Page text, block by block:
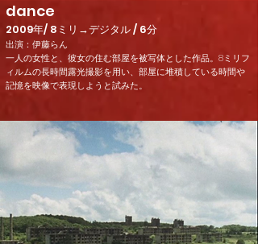
dance
2009年/ 8ミリ→デジタル / 6分
出演：伊藤らん
一人の女性と、彼女の住む部屋を被写体とした作品。8ミリフ
ィルムの長時間露光撮影を用い、部屋に堆積している時間や
記憶を映像で表現しようと試みた。